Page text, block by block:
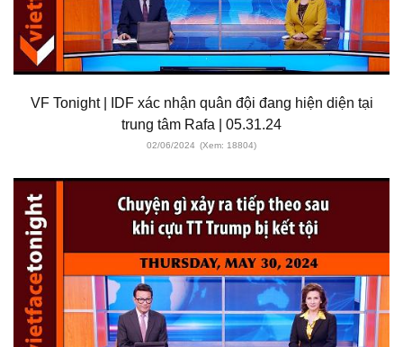
VF Tonight | IDF xác nhận quân đội đang hiện diện tại
trung tâm Rafa | 05.31.24
02/06/2024 (Xem: 18804)